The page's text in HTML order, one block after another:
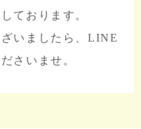
ております。
いましたら、LINE
さいませ。